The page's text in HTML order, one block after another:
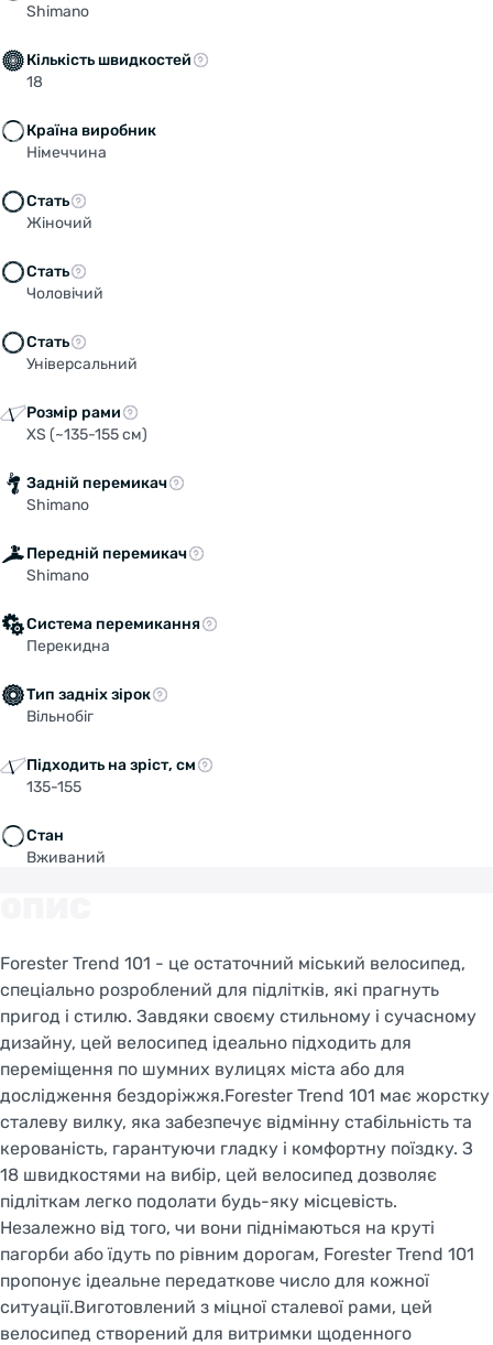
Shimano
Кількість швидкостей
18
Країна виробник
Німеччина
Стать
Жіночий
Стать
Чоловічий
Стать
Універсальний
Розмір рами
XS (~135-155 см)
Задній перемикач
Shimano
Передній перемикач
Shimano
Система перемикання
Перекидна
Тип задніх зірок
Вільнобіг
Підходить на зріст, см
135-155
Стан
Вживаний
Forester Trend 101 - це остаточний міський велосипед,
спеціально розроблений для підлітків, які прагнуть
пригод і стилю. Завдяки своєму стильному і сучасному
дизайну, цей велосипед ідеально підходить для
переміщення по шумних вулицях міста або для
дослідження бездоріжжя.Forester Trend 101 має жорстку
сталеву вилку, яка забезпечує відмінну стабільність та
керованість, гарантуючи гладку і комфортну поїздку. З
18 швидкостями на вибір, цей велосипед дозволяє
підліткам легко подолати будь-яку місцевість.
Незалежно від того, чи вони піднімаються на круті
пагорби або їдуть по рівним дорогам, Forester Trend 101
пропонує ідеальне передаткове число для кожної
ситуації.Виготовлений з міцної сталевої рами, цей
велосипед створений для витримки щоденного